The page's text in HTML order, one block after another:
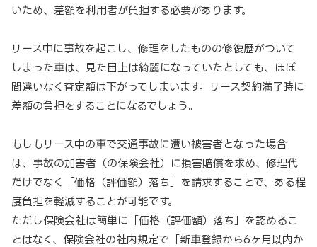
いため、差額を利用者が負担する必要があります。
リース中に事故を起こし、修理をしたものの修復歴がついて
しまった車は、見た目上は綺麗になっていたとしても、ほぼ
間違いなく査定額は下がってしまいます。リース契約満了時に
差額の負担をすることになるでしょう。
もしもリース中の車で交通事故に遭い被害者となった場合
は、事故の加害者（の保険会社）に損害賠償を求め、修理代
だけでなく「価格（評価額）落ち」を請求することで、ある程
度負担を軽減することが可能です。
ただし保険会社は簡単に「価格（評価額）落ち」を認めるこ
とはなく、保険会社の社内規定で「新車登録から6ヶ月以内か